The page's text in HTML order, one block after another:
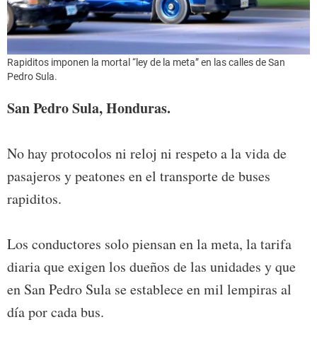
Rapiditos imponen la mortal “ley de la meta” en las calles de San
Pedro Sula.
San Pedro Sula, Honduras.
No hay protocolos ni reloj ni respeto a la vida de
pasajeros y peatones en el transporte de buses
rapiditos.
Los conductores solo piensan en la meta, la tarifa
diaria que exigen los dueños de las unidades y que
en San Pedro Sula se establece en mil lempiras al
día por cada bus.